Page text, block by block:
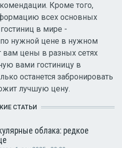
Кроме того,
всех основных
в мире -
по нужной цене в нужном
вам цены в разных сетях
вами гостиницу в
останется забронировать
лучшую цену.
СТАТЬИ
облака: редкое